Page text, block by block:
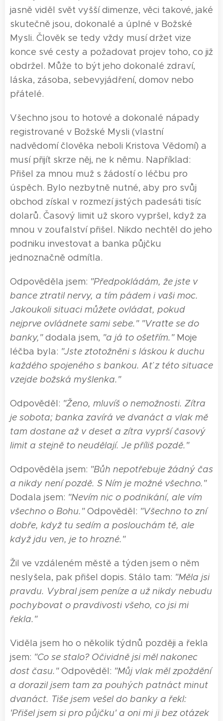
jasně viděl svět vyšší dimenze, věci takové, jaké
skutečně jsou, dokonalé a úplné v Božské
Mysli. Člověk se tedy vždy musí držet vize
konce své cesty a požadovat projev toho, co již
obdržel. Může to být jeho dokonalé zdraví,
láska, zásoba, sebevyjádření, domov nebo
přátelé.
Všechno jsou to hotové a dokonalé nápady
registrované v Božské Mysli (vlastní
nadvědomí člověka neboli Kristova Vědomí) a
musí přijít skrze něj, ne k němu. Například:
Přišel za mnou muž s žádostí o léčbu pro
úspěch. Bylo nezbytně nutné, aby pro svůj
obchod získal v rozmezí jistých padesáti tisíc
dolarů. Časový limit už skoro vypršel, když za
mnou v zoufalství přišel. Nikdo nechtěl do jeho
podniku investovat a banka půjčku
jednoznačně odmítla.
Odpověděla jsem: "Předpokládám, že jste v
bance ztratil nervy, a tím pádem i vašimoc.
Jakoukoli situaci můžete ovládat, pokud
nejprve ovládnete sami sebe." "Vraťte se do
banky,"dodala jsem, "a já to ošetřím."Moje
léčba byla: "Jste ztotožněni s láskou k duchu
každého spojeného s bankou. Ať z této situace
vzejde božská myšlenka."
Odpověděl: "Ženo, mluvíš o nemožnosti. Zítra
je sobota; banka zavírá ve dvanáct a vlak mě
tam dostane až v deset a zítra vyprší časový
limit a stejně to neudělají. Je příliš pozdě."
Odpověděla jsem: "Bůh nepotřebuje žádný čas
a nikdy není pozdě. S Ním je možné všechno."
Dodala jsem: "Nevím nic o podnikání, ale vím
všechno o Bohu."Odpověděl: "Všechno to zní
dobře, když tu sedím a poslouchám tě, ale
když jdu ven, je to hrozné."
Žil ve vzdáleném městě a týden jsem o něm
neslyšela, pak přišel dopis. Stálo tam: "Měla jsi
pravdu. Vybral jsem peníze a už nikdy nebudu
pochybovat o pravdivosti všeho, co jsi mi
řekla."
Viděla jsem ho o několik týdnů později a řekla
jsem: "Co se stalo? Očividně jsi měl nakonec
dost času."Odpověděl: "Můj vlak měl zpoždění
a dorazil jsem tam za pouhých patnáct minut
dvanáct. Tiše jsem vešel do banky a řekl:
'Přišel jsem si pro půjčku' a oni mi ji bez otázek